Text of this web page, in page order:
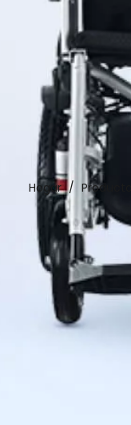
Hogar / Productos